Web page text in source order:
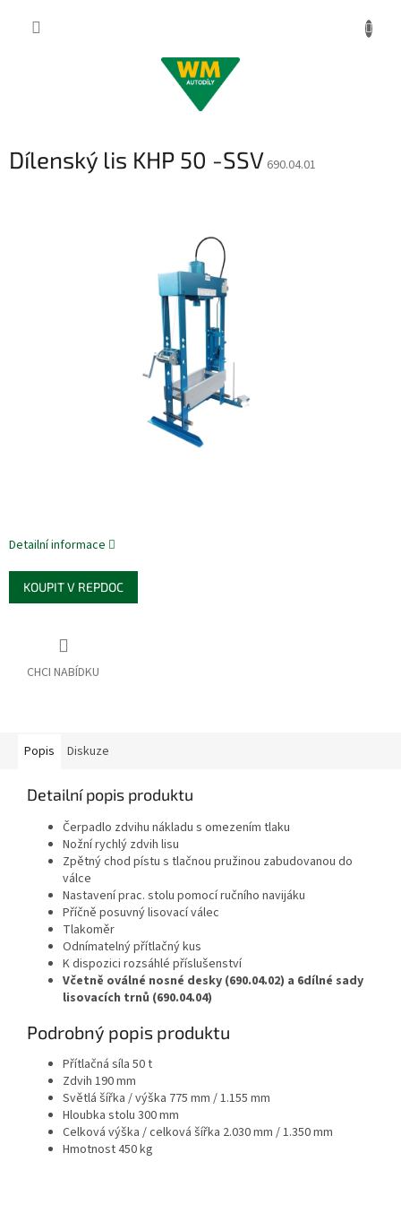
Dílenský lis KHP 50 -SSV 690.04.01
Detailní informace
KOUPIT V REPDOC
Popis Diskuze
Detailní popis produktu
Čerpadlo zdvihu nákladu s omezením tlaku
Nožní rychlý zdvih lisu
Zpětný chod pístu s tlačnou pružinou zabudovanou do
válce
Nastavení prac. stolu pomocí ručního navijáku
Příčně posuvný lisovací válec
Tlakoměr
Odnímatelný přítlačný kus
K dispozici rozsáhlé příslušenství
Včetně oválné nosné desky (690.04.02) a 6dílné sady
lisovacích trnů (690.04.04)
Podrobný popis produktu
Přítlačná síla 50 t
Zdvih 190 mm
Světlá šířka / výška 775 mm / 1.155 mm
Hloubka stolu 300 mm
Celková výška / celková šířka 2.030 mm / 1.350 mm
Hmotnost 450 kg